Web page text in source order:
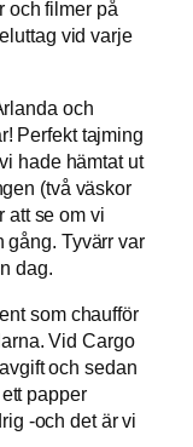
och filmer på
vid varje
och
Perfekt tajming
hade hämtat ut
(två väskor
att se om vi
gång. Tyvärr var
dag.
som chaufför
Vid Cargo
och sedan
papper
-och det är vi